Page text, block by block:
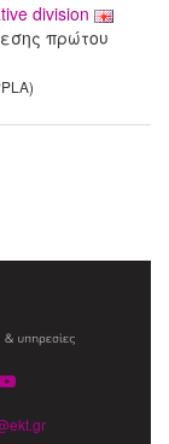
division
πρώτου